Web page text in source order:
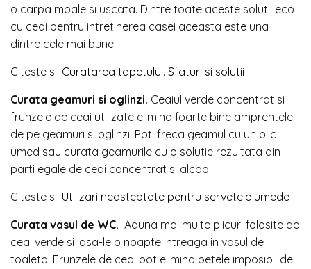
o carpa moale si uscata. Dintre toate aceste solutii eco
cu ceai pentru intretinerea casei aceasta este una
dintre cele mai bune.
Citeste si: Curatarea tapetului. Sfaturi si solutii
Curata geamuri si oglinzi. Ceaiul verde concentrat si
frunzele de ceai utilizate elimina foarte bine amprentele
de pe geamuri si oglinzi. Poti freca geamul cu un plic
umed sau curata geamurile cu o solutie rezultata din
parti egale de ceai concentrat si alcool.
Citeste si: Utilizari neasteptate pentru servetele umede
Curata vasul de WC. Aduna mai multe plicuri folosite de
ceai verde si lasa-le o noapte intreaga in vasul de
toaleta. Frunzele de ceai pot elimina petele imposibil de